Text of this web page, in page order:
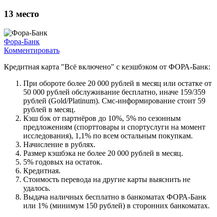
13 место
Фора-Банк
Комментировать
Кредитная карта "Всё включено" с кеэшбэком от ФОРА-Банк:
При обороте более 20 000 рублей в месяц или остатке от
50 000 рублей обслуживание бесплатно, иначе 159/359
рублей (Gold/Platinum). Смс-информирование стоит 59
рублей в месяц.
Кэш бэк от партнёров до 10%, 5% по сезонным
предложениям (спорттовары и спортуслуги на момент
исследования), 1,1% по всем остальным покупкам.
Начисление в рублях.
Размер кэшбэка не более 20 000 рублей в месяц.
5% годовых на остаток.
Кредитная.
Стоимость перевода на другие карты выяснить не
удалось.
Выдача наличных бесплатно в банкоматах ФОРА-Банк
или 1% (минимум 150 рублей) в сторонних банкоматах.